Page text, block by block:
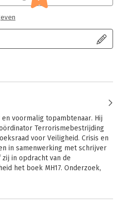
maatschappij
voormalig topambtenaar. Hij
Terrorismebestrijding
voor Veiligheid. Crisis en
in samenwerking met schrijver
in opdracht van de
het boek MH17. Onderzoek,